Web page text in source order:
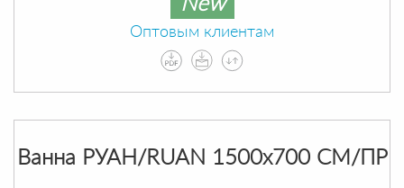
New
Оптовым клиентам
Ванна РУАН/RUAN 1500х700 СМ/ПР